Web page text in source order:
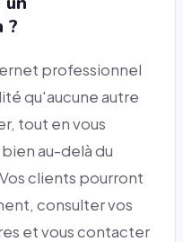
?
professionnel
qu'aucune autre
tout en vous
au-delà du
clients pourront
consulter vos
et vous contacter